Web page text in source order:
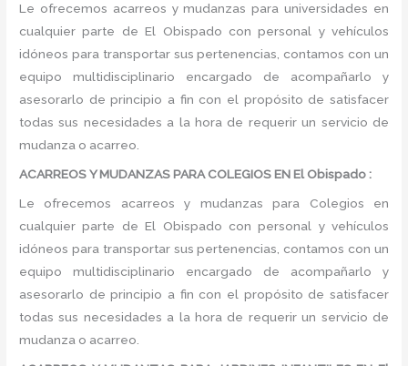
Le ofrecemos acarreos y mudanzas para universidades en
cualquier parte de El Obispado con personal y vehículos
idóneos para transportar sus pertenencias, contamos con un
equipo multidisciplinario encargado de acompañarlo y
asesorarlo de principio a fin con el propósito de satisfacer
todas sus necesidades a la hora de requerir un servicio de
mudanza o acarreo.
ACARREOS Y MUDANZAS PARA COLEGIOS EN El Obispado :
Le ofrecemos acarreos y mudanzas para Colegios en
cualquier parte de El Obispado con personal y vehículos
idóneos para transportar sus pertenencias, contamos con un
equipo multidisciplinario encargado de acompañarlo y
asesorarlo de principio a fin con el propósito de satisfacer
todas sus necesidades a la hora de requerir un servicio de
mudanza o acarreo.